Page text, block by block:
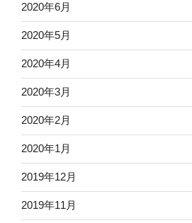
2020年6月
2020年5月
2020年4月
2020年3月
2020年2月
2020年1月
2019年12月
2019年11月